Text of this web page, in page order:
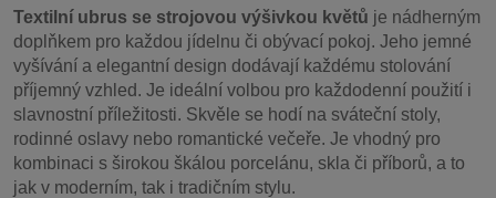
Textilní ubrus se strojovou výšivkou květů je nádherným
doplňkem pro každou jídelnu či obývací pokoj. Jeho jemné
vyšívání a elegantní design dodávají každému stolování
příjemný vzhled. Je ideální volbou pro každodenní použití i
slavnostní příležitosti. Skvěle se hodí na sváteční stoly,
rodinné oslavy nebo romantické večeře. Je vhodný pro
kombinaci s širokou škálou porcelánu, skla či příborů, a to
jak v moderním, tak i tradičním stylu.